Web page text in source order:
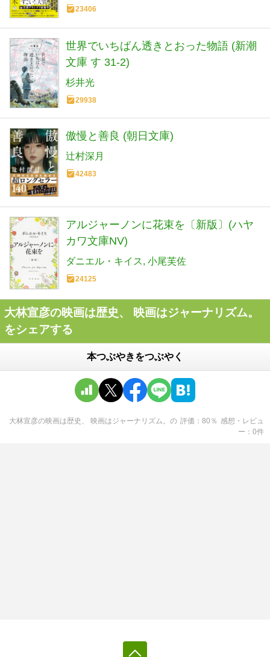
23406
世界でいちばん透きとおった物語 (新潮
文庫 す 31-2)
杉井光
29938
傲慢と善良 (朝日文庫)
辻村深月
42483
アルジャーノンに花束を〔新版〕(ハヤ
カワ文庫NV)
ダニエル・キイス 小尾芙佐
24125
大林宣彦の映画は歴史、 映画はジャーナリズム。
をシェアする
本つぶやきをつぶやく
大林宣彦の映画は歴史、 映画はジャーナリズム。 の 評価 80 ％ 感想・レビュ
ー
0件